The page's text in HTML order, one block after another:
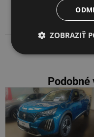
Kontakt na
Podobné
ZOBRAZIŤ